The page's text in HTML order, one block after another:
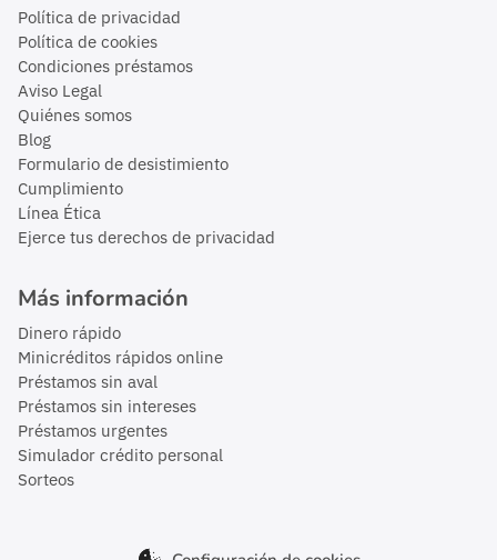
Política de privacidad
Política de cookies
Condiciones préstamos
Aviso Legal
Quiénes somos
Blog
Formulario de desistimiento
Cumplimiento
Línea Ética
Ejerce tus derechos de privacidad
Más información
Dinero rápido
Minicréditos rápidos online
Préstamos sin aval
Préstamos sin intereses
Préstamos urgentes
Simulador crédito personal
Sorteos